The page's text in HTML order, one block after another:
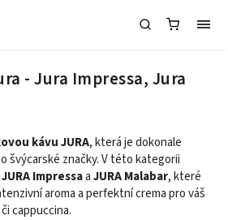
- Jura Impressa, Jura
kávu JURA, která je dokonale
švýcarské značky. V této kategorii
JURA ImpressaaJURA Malabar, které
aroma a perfektní crema pro váš
cappuccina.